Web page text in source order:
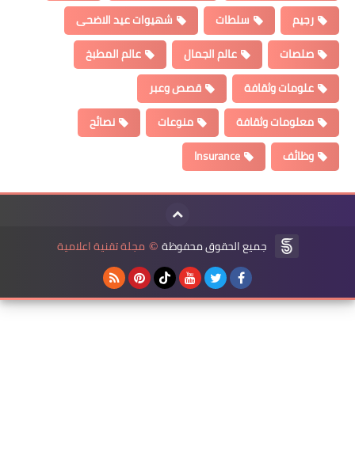
رجيم
سلطات
شهيوات عيد الاضحى
صلصات
عالم الجمال
عالم المطبخ
علومات وثقافة
قصص وعبر
معلومات وثقافة
منوعات
نصائح
وظائف
Insurance
جميع الحقوق محفوظة © مجلة تقنية اعلامية